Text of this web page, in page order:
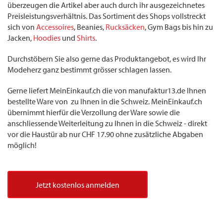
überzeugen die Artikel aber auch durch ihr ausgezeichnetes
Preisleistungsverhältnis. Das Sortiment des Shops vollstreckt
sich von Accessoires, Beanies, Rucksäcken, Gym Bags bis hin zu
Jacken, Hoodies und Shirts.
Durchstöbern Sie also gerne das Produktangebot, es wird Ihr
Modeherz ganz bestimmt grösser schlagen lassen.
Gerne liefert MeinEinkauf.ch die von manufaktur13.de Ihnen
bestellte Ware von zu Ihnen in die Schweiz. MeinEinkauf.ch
übernimmt hierfür die Verzollung der Ware sowie die
anschliessende Weiterleitung zu Ihnen in die Schweiz - direkt
vor die Haustür ab nur CHF 17.90 ohne zusätzliche Abgaben
möglich!
Jetzt kostenlos anmelden